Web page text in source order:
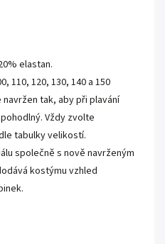
elastan.
110, 120, 130, 140 a 150
tak, aby při plavání
Vždy zvolte
tabulky velikostí.
společně s nově navrženým
kostýmu vzhled